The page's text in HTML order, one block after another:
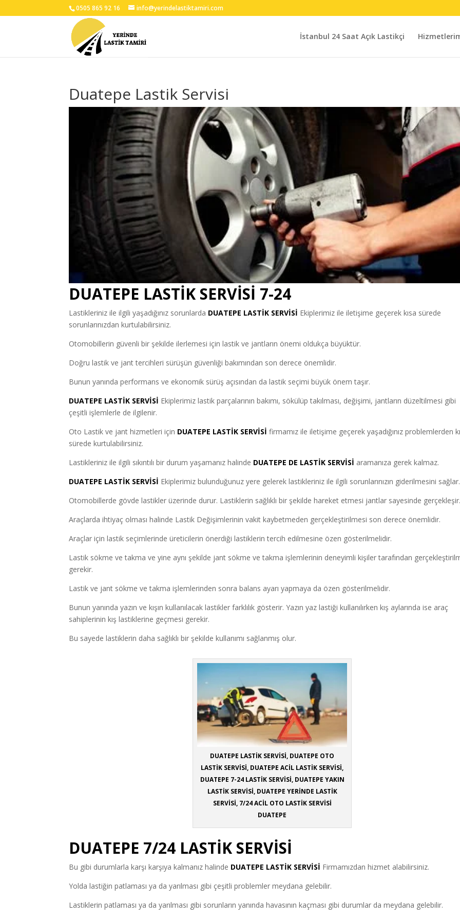
0505 865 92 16 info@yerindelastiktamiri.com
İstanbul 24 Saat Açık Lastikçi
Duatepe Lastik Servisi
DUATEPE LASTİK SERVİSİ 7-24
Lastikleriniz ile ilgili yaşadığınız sorunlarda DUATEPE LASTİK SERVİSİ Ekiplerimiz ile iletişime geçerek kısa sürede
sorunlarınızdan kurtulabilirsiniz.
Otomobillerin güvenli bir şekilde ilerlemesi için lastik ve jantların önemi oldukça büyüktür.
Doğru lastik ve jant tercihleri sürüşün güvenliği bakımından son derece önemlidir.
Bunun yanında performans ve ekonomik sürüş açısından da lastik seçimi büyük önem taşır.
DUATEPE LASTİK SERVİSİ Ekiplerimiz lastik parçalarının bakımı, sökülüp takılması, değişimi, jantların düzeltilmesi gibi
çeşitli işlemlerle de ilgilenir.
Oto Lastik ve jant hizmetleri için DUATEPE LASTİK SERVİSİ firmamız ile iletişime geçerek yaşadığınız problemlerden
sürede kurtulabilirsiniz.
Lastikleriniz ile ilgili sıkıntılı bir durum yaşamanız halinde DUATEPE DE LASTİK SERVİSİ aramanıza gerek kalmaz.
DUATEPE LASTİK SERVİSİ Ekiplerimiz bulunduğunuz yere gelerek lastikleriniz ile ilgili sorunlarınızın giderilmesini sağlar.
Otomobillerde gövde lastikler üzerinde durur. Lastiklerin sağlıklı bir şekilde hareket etmesi jantlar sayesinde
Araçlarda ihtiyaç olması halinde Lastik Değişimlerinin vakit kaybetmeden gerçekleştirilmesi son derece önemlidir.
Araçlar için lastik seçimlerinde üreticilerin önerdiği lastiklerin tercih edilmesine özen gösterilmelidir.
Lastik sökme ve takma ve yine aynı şekilde jant sökme ve takma işlemlerinin deneyimli kişiler tarafından
gerekir.
Lastik ve jant sökme ve takma işlemlerinden sonra balans ayarı yapmaya da özen gösterilmelidir.
Bunun yanında yazın ve kışın kullanılacak lastikler farklılık gösterir. Yazın yaz lastiği kullanılırken kış aylarında ise araç
sahiplerinin kış lastiklerine geçmesi gerekir.
Bu sayede lastiklerin daha sağlıklı bir şekilde kullanımı sağlanmış olur.
DUATEPE LASTİK SERVİSİ, DUATEPE OTO
LASTİK SERVİSİ, DUATEPE ACİL LASTİK SERVİSİ,
DUATEPE 7-24 LASTİK SERVİSİ, DUATEPE YAKIN
LASTİK SERVİSİ, DUATEPE YERİNDE LASTİK
SERVİSİ, 7/24 ACİL OTO LASTİK SERVİSİ
DUATEPE
DUATEPE 7/24 LASTİK SERVİSİ
Bu gibi durumlarla karşı karşıya kalmanız halinde DUATEPE LASTİK SERVİSİ Firmamızdan hizmet alabilirsiniz.
Yolda lastiğin patlaması ya da yarılması gibi çeşitli problemler meydana gelebilir.
Lastiklerin patlaması ya da yarılması gibi sorunların yanında havasının kaçması gibi durumlar da meydana gelebilir.